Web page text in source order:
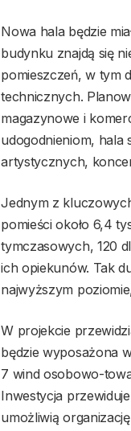
Nowa hala będzie
budynku znajdą się
pomieszczeń, w tym
technicznych.
magazynowe i
udogodnieniom, hala
artystycznych,
Jednym z
pomieści około 6,4
tymczasowych, 120
ich opiekunów. Tak
najwyższym
W projekcie
będzie wyposażona
7 wind osobowo-
Inwestycja
umożliwią